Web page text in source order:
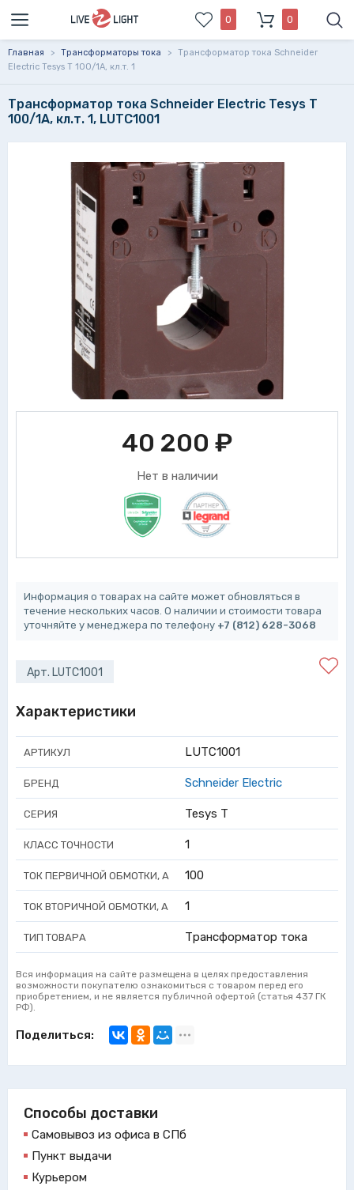
0 0
Главная > Трансформаторы тока >
Трансформатор тока Schneider
Electric Tesys T 100/1А, кл.т. 1
Трансформатор тока Schneider Electric Tesys T
100/1А, кл.т. 1, LUTC1001
40 200 ₽
Нет в наличии
Информация о товарах на сайте может обновляться в
течение нескольких часов. О наличии и стоимости товара
уточняйте у менеджера по телефону +7 (812) 628-3068
Арт. LUTC1001
Характеристики
АРТИКУЛ LUTC1001
БРЕНД Schneider Electric
СЕРИЯ Tesys T
КЛАСС ТОЧНОСТИ 1
ТОК ПЕРВИЧНОЙ ОБМОТКИ, А 100
ТОК ВТОРИЧНОЙ ОБМОТКИ, А 1
ТИП ТОВАРА Трансформатор тока
Вся информация на сайте размещена в целях предоставления
возможности покупателю ознакомиться с товаром перед его
приобретением, и не является публичной офертой (статья 437 ГК
РФ).
Поделиться:
Способы доставки
Самовывоз из офиса в СПб
Пункт выдачи
Курьером